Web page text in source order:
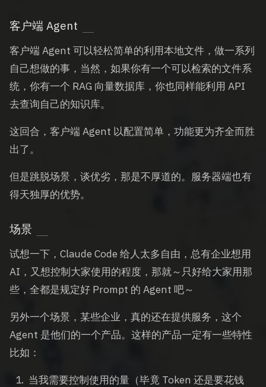
客户端 Agent
客户端 Agent 可以轻松简单的利用本地文件，做一系列
自己想做的事，当然，如果你有一个可以检索的文件系
统，你有一个 RAG 向量数据库，你也同样能利用 API
去查询自己的知识库。
这回合，客户端 Agent 以配置简单，功能更为齐全而胜
出了。
但是跳脱场景，谈优劣，那是不厚道的。服务器端也有
得天独厚的优势。
场景
试想一下，Claude Code 给人太多自由，总有企业想用
AI，又想控制大家使用的程度，那就～只好给大家用那
些，全都是规定好 Prompt 的 Agent 吧～
另外一个场景，某些企业，真的还在提供服务，这个
Agent 是他们的一个产品。这样的产品一定有一些特性
比如：
当我需要控制使用的量（毕竟 Token 还是要花钱